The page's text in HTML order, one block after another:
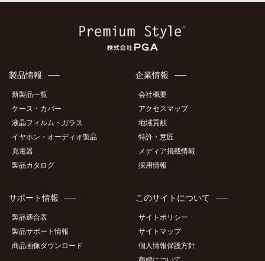
製品情報
新製品一覧
ケース・カバー
液晶フィルム・ガラス
イヤホン・オーディオ製品
充電器
製品カタログ
企業情報
会社概要
アクセスマップ
地域貢献
特許・意匠
メディア掲載情報
採用情報
サポート情報
製品適合表
製品サポート情報
商品画像ダウンロード
このサイトについて
サイトポリシー
サイトマップ
個人情報保護方針